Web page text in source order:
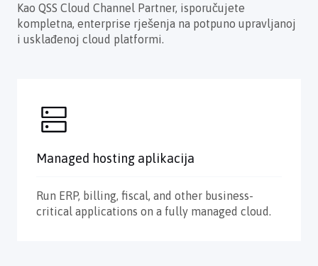
Kao QSS Cloud Channel Partner, isporučujete
kompletna, enterprise rješenja na potpuno upravljanoj
i usklađenoj cloud platformi.
Managed hosting aplikacija
Run ERP, billing, fiscal, and other business-
critical applications on a fully managed cloud.